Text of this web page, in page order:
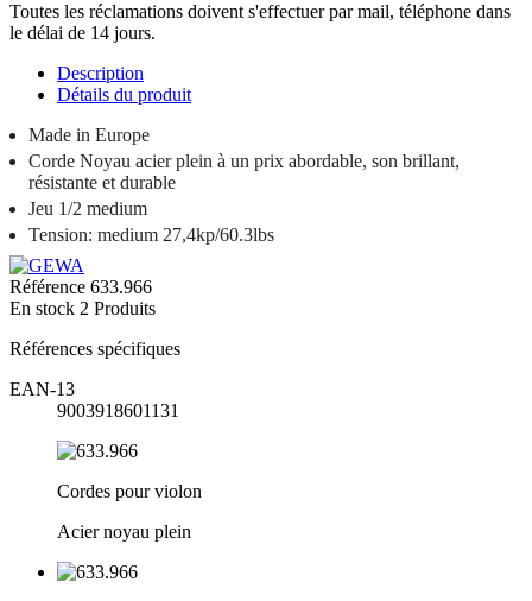
Toutes les réclamations doivent s'effectuer par mail, téléphone dans
le délai de 14 jours.
Description
Détails du produit
Made in Europe
Corde Noyau acier plein à un prix abordable, son brillant,
résistante et durable
Jeu 1/2 medium
Tension: medium 27,4kp/60.3lbs
Référence 633.966
En stock 2 Produits
Références spécifiques
EAN-13
9003918601131
Cordes pour violon
Acier noyau plein